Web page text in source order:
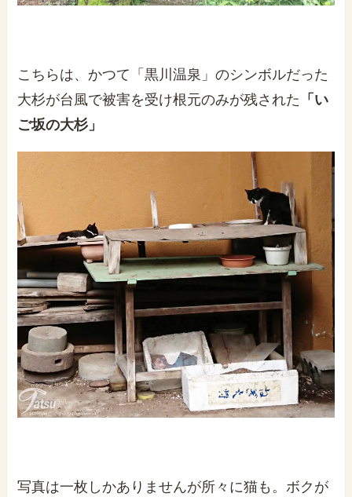
こちらは、かつて「黒川温泉」のシンボルだった
大杉が台風で被害を受け根元のみが残された 「 い
ご坂の大杉」
写真は一枚しかありませんが所々に猫も。ボクが